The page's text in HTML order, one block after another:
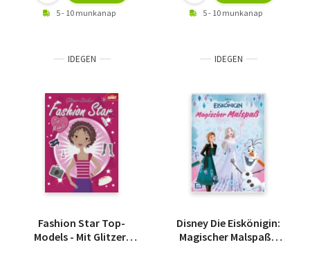
5 - 10 munkanap 5 - 10 munkanap
IDEGEN
Fashion Star Top-
Models - Mit Glitzer-
IDEGEN
Disney Die Eiskönigin:
Magischer Malspaß -